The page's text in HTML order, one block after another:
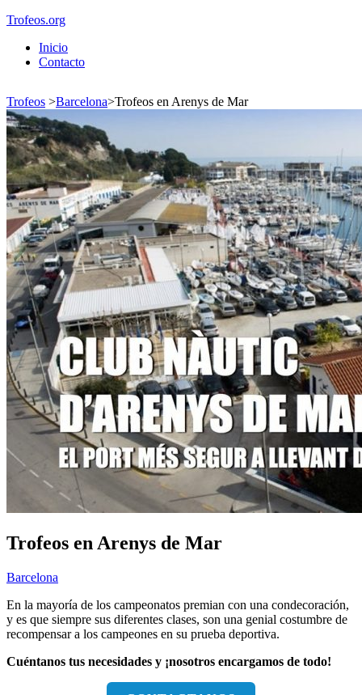
Trofeos.org
Inicio
Contacto
Trofeos >Barcelona>Trofeos en Arenys de Mar
Trofeos en Arenys de Mar
Barcelona
En la mayoría de los campeonatos premian con una condecoración,
y es que siempre sus diferentes clases, son una genial costumbre de
recompensar a los campeones en su prueba deportiva.
Cuéntanos tus necesidades y ¡nosotros encargamos de todo!